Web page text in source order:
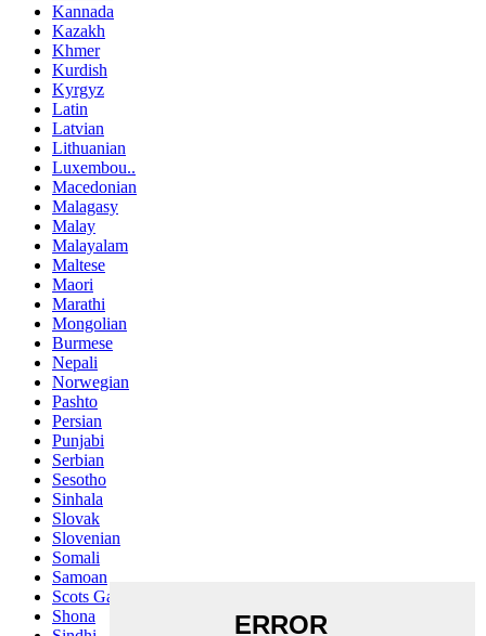
Kannada
Kazakh
Khmer
Kurdish
Kyrgyz
Latin
Latvian
Lithuanian
Luxembou..
Macedonian
Malagasy
Malay
Malayalam
Maltese
Maori
Marathi
Mongolian
Burmese
Nepali
Norwegian
Pashto
Persian
Punjabi
Serbian
Sesotho
Sinhala
Slovak
Slovenian
Somali
Samoan
Scots Gaelic
Shona